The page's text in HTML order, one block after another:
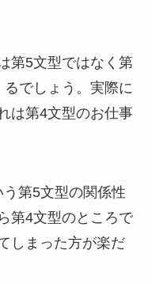
第5文型ではなく第
でしょう。実際に
は第4文型のお仕事
第5文型の関係性
第4文型のところで
しまった方が楽だ